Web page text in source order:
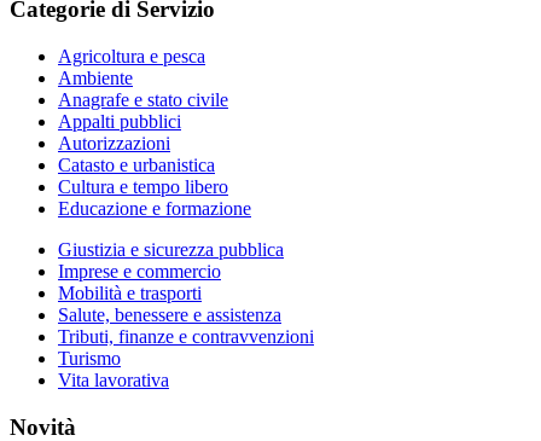
Categorie di Servizio
Agricoltura e pesca
Ambiente
Anagrafe e stato civile
Appalti pubblici
Autorizzazioni
Catasto e urbanistica
Cultura e tempo libero
Educazione e formazione
Giustizia e sicurezza pubblica
Imprese e commercio
Mobilità e trasporti
Salute, benessere e assistenza
Tributi, finanze e contravvenzioni
Turismo
Vita lavorativa
Novità